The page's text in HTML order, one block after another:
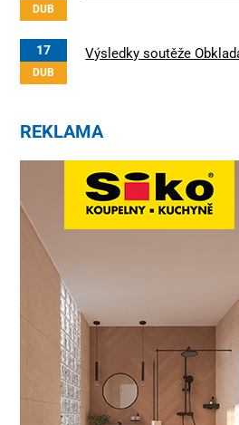
DUB
17
DUB
Výsledky soutěže
REKLAMA